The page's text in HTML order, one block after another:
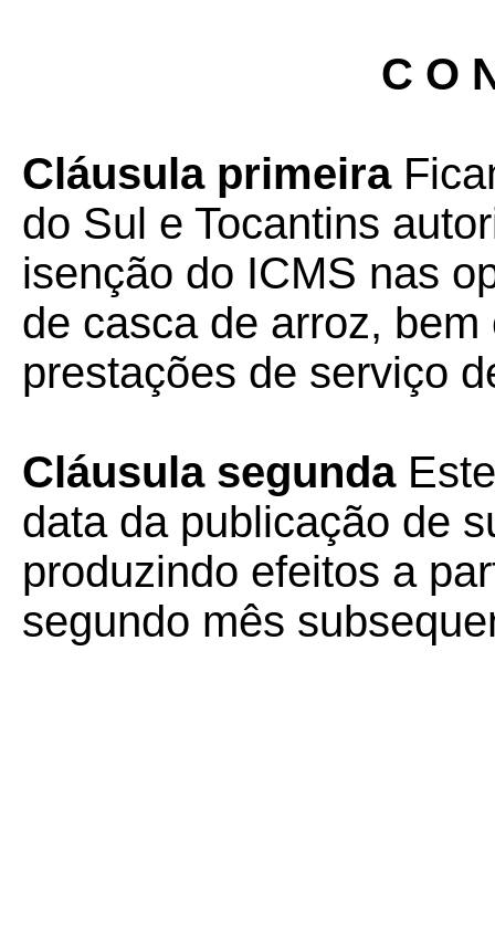
C O
Cláusula primeira
do Sul e Tocantins
isenção do ICMS nas
de casca de arroz,
prestações de serviço
Cláusula segunda
data da publicação de
produzindo efeitos a
segundo mês